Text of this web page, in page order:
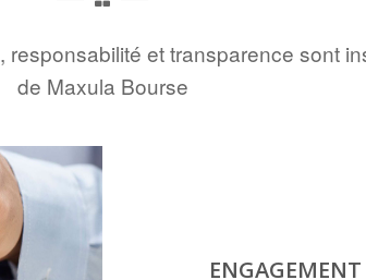
et transparence sont
de Maxula Bourse
ENGAGEMENT